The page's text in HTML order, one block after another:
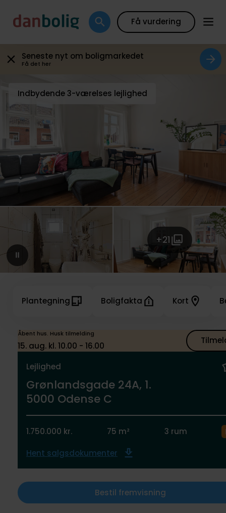
Få vurdering
Seneste nyt om boligmarkedet
Få det her
+21
Indbydende 3-værelses lejlighed
Åbent hus. Husk tilmelding
15. aug. kl. 10.00 - 16.00
Lejlighed
Grønlandsgade 24A, 1.
5000 Odense C
1.750.000 kr. 75 m² 3 rum
Hent salgsdokumenter
Bestil fremvisning
Plantegning Boligfakta Kort
Galleri Plantegning Boligfakta Kort